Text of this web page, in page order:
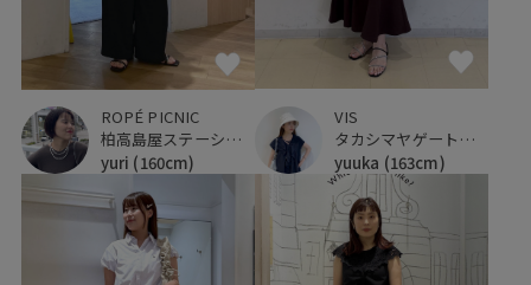
ROPÉ PICNIC
柏高島屋ステーションモール
yuri (160cm)
VIS
タカシマヤゲートタワーモール
yuuka (163cm)